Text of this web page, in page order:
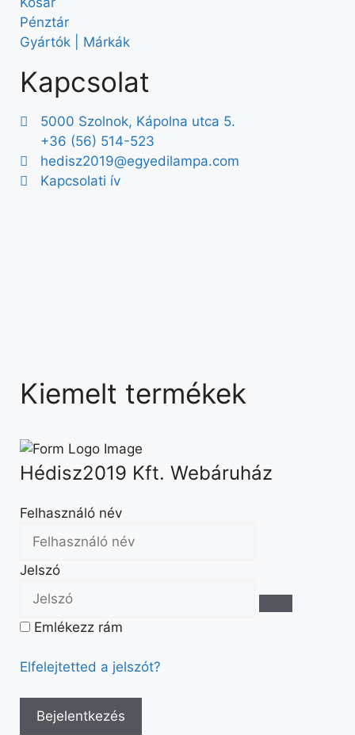
Pénztár
Gyártók | Márkák
Kapcsolat
5000 Szolnok, Kápolna utca 5.
+36 (56) 514-523
hedisz2019@egyedilampa.com
Kapcsolati ív
Kiemelt termékek
Hédisz2019 Kft. Webáruház
Felhasználó név
Jelszó
Emlékezz rám
Elfelejtetted a jelszót?